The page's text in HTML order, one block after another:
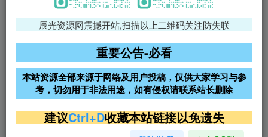
免费领支付宝红包
腾讯轻量4核4G3M服务器38元/
阿里云2核2G200M服务器68元/
年
雨云高防免备案服务器
超低价文字广告位招租 超低价文字广告位招租
辰光资源网震撼开站,扫描以上二维码关注防失联
重要公告-必看
本站资源全部来源于网络及用户投稿，仅供大家学习与参
考，切勿用于非法用途，如有侵权请联系站长删除
建议Ctrl+D收藏本站链接以免遗失